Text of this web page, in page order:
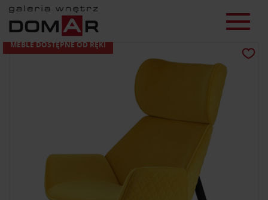
MEBLE DOSTĘPNE OD RĘKI